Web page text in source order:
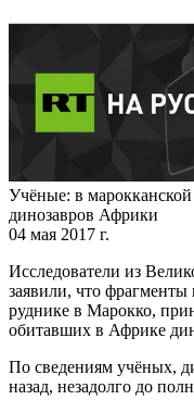
Учёные: в
динозавров Африки
04 мая 2017 г.
Исследователи из
заявили, что
руднике в Марокко,
обитавших в Африке
По сведениям учёных,
назад, незадолго до